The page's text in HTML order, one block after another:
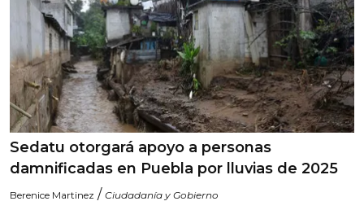
Sedatu otorgará apoyo a personas
damnificadas en Puebla por lluvias de 2025
Berenice Martinez / Ciudadanía y Gobierno